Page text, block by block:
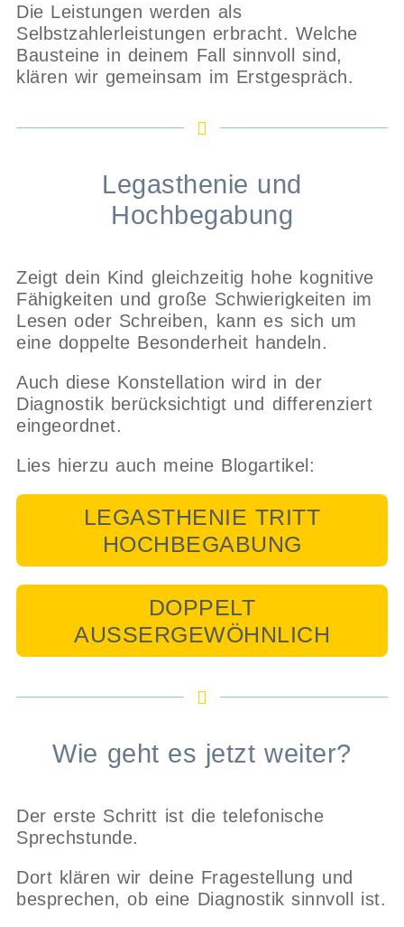
Die Leistungen werden als
Selbstzahlerleistungen erbracht. Welche
Bausteine in deinem Fall sinnvoll sind,
klären wir gemeinsam im Erstgespräch.
Legasthenie und
Hochbegabung
Zeigt dein Kind gleichzeitig hohe kognitive
Fähigkeiten und große Schwierigkeiten im
Lesen oder Schreiben, kann es sich um
eine doppelte Besonderheit handeln.
Auch diese Konstellation wird in der
Diagnostik berücksichtigt und differenziert
eingeordnet.
Lies hierzu auch meine Blogartikel:
LEGASTHENIE TRITT
HOCHBEGABUNG
DOPPELT
AUSSERGEWÖHNLICH
Wie geht es jetzt weiter?
Der erste Schritt ist die telefonische
Sprechstunde.
Dort klären wir deine Fragestellung und
besprechen, ob eine Diagnostik sinnvoll ist.